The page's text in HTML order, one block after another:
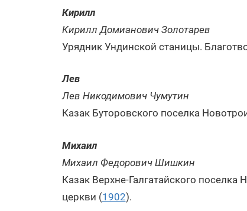
Кирилл
Кирилл Домианович Золотарев
Урядник Ундинской станицы.
Лев
Лев Никодимович Чумутин
Казак Буторовского поселка
Михаил
Михаил Федорович Шишкин
Казак Верхне-Галгатайского
церкви (1902).